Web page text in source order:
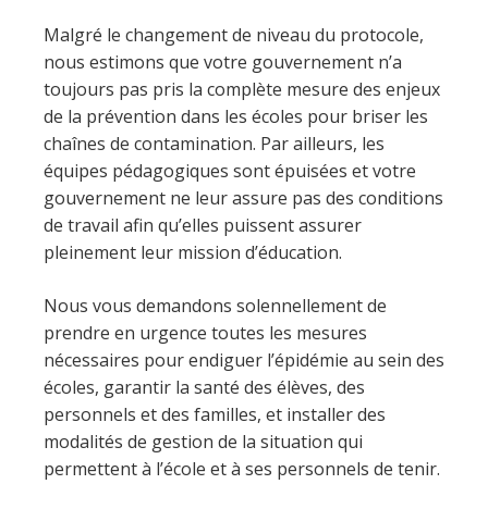
Malgré le changement de niveau du protocole,
nous estimons que votre gouvernement n’a
toujours pas pris la complète mesure des enjeux
de la prévention dans les écoles pour briser les
chaînes de contamination. Par ailleurs, les
équipes pédagogiques sont épuisées et votre
gouvernement ne leur assure pas des conditions
de travail afin qu’elles puissent assurer
pleinement leur mission d’éducation.
Nous vous demandons solennellement de
prendre en urgence toutes les mesures
nécessaires pour endiguer l’épidémie au sein des
écoles, garantir la santé des élèves, des
personnels et des familles, et installer des
modalités de gestion de la situation qui
permettent à l’école et à ses personnels de tenir.